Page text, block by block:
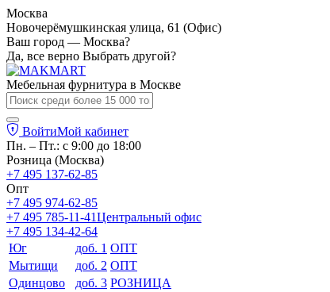
Москва
Новочерёмушкинская улица, 61 (Офис)
Ваш город — Москва?
Да, все верно Выбрать другой?
Мебельная фурнитура в Москве
ВойтиМой кабинет
Пн. – Пт.: с 9:00 до 18:00
Розница (Москва)
+7 495 137-62-85
Опт
+7 495 974-62-85
+7 495 785-11-41Центральный офис
+7 495 134-42-64
Юг
доб. 1 ОПТ
Мытищи
доб. 2 ОПТ
Одинцово
доб. 3 РОЗНИЦА